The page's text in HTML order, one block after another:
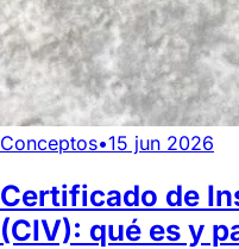
Conceptos•15 jun 2026
Certificado de
(CIV): qué es y